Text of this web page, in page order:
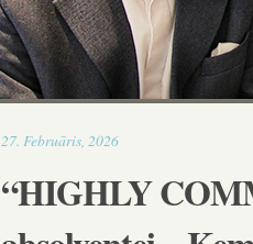
27.Februāris,202616:51
“HIGHLY